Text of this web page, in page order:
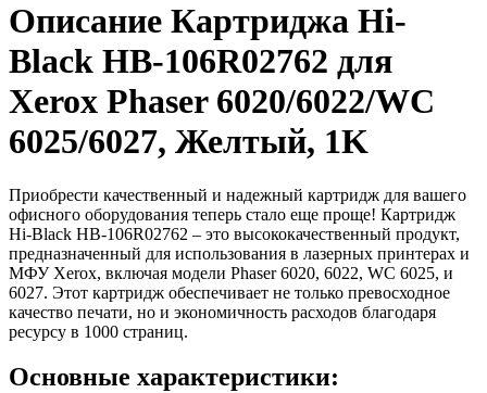
Описание Картриджа Hi-
Black HB-106R02762 для
Xerox Phaser 6020/6022/WC
6025/6027, Желтый, 1K
Приобрести качественный и надежный картридж для вашего
офисного оборудования теперь стало еще проще! Картридж
Hi-Black HB-106R02762 – это высококачественный продукт,
предназначенный для использования в лазерных принтерах и
МФУ Xerox, включая модели Phaser 6020, 6022, WC 6025, и
6027. Этот картридж обеспечивает не только превосходное
качество печати, но и экономичность расходов благодаря
ресурсу в 1000 страниц.
Основные характеристики: